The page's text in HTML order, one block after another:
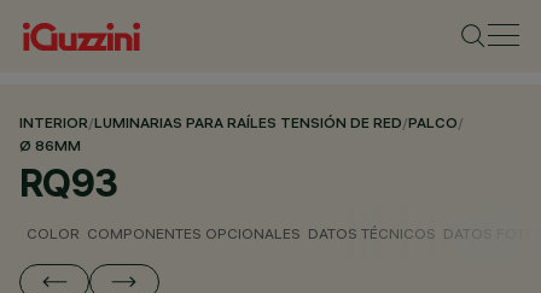
INTERIOR/LUMINARIAS PARA RAÍLES TENSIÓN DE RED/PALCO/
Ø 86MM
RQ93
COLOR COMPONENTES OPCIONALES DATOS TÉCNICOS DATOS